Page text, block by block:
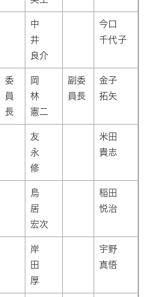
中
井
良介
今口
千代子
委
員
長
岡
林
憲二
副委
員長
金子
拓矢
友
永
修
米田
貴志
鳥
居
宏次
稲田
悦治
岸
田
厚
宇野
真悟